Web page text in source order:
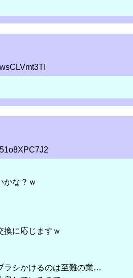
かな？ｗ
換に応じますｗ
ラシかけるのは至難の業…